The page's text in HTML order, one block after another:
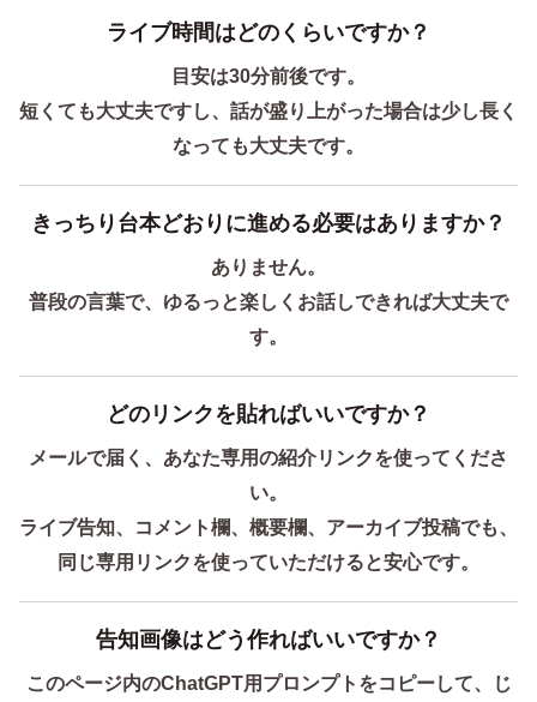
ライブ時間はどのくらいですか？
目安は30分前後です。
短くても大丈夫ですし、話が盛り上がった場合は少し長く
なっても大丈夫です。
きっちり台本どおりに進める必要はありますか？
ありません。
普段の言葉で、ゆるっと楽しくお話しできれば大丈夫で
す。
どのリンクを貼ればいいですか？
メールで届く、あなた専用の紹介リンクを使ってくださ
い。
ライブ告知、コメント欄、概要欄、アーカイブ投稿でも、
同じ専用リンクを使っていただけると安心です。
告知画像はどう作ればいいですか？
このページ内のChatGPT用プロンプトをコピーして、じ